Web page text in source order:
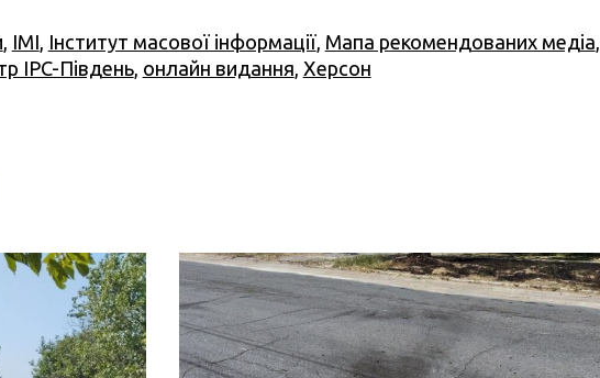
, ІМІ, Інститут масової інформації, Мапа рекомендованих медіа,
IPC-Південь, онлайн видання, Херсон